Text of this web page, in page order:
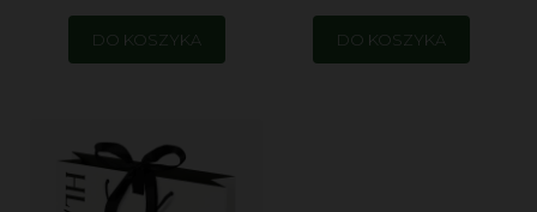
DO KOSZYKA DO KOSZYKA